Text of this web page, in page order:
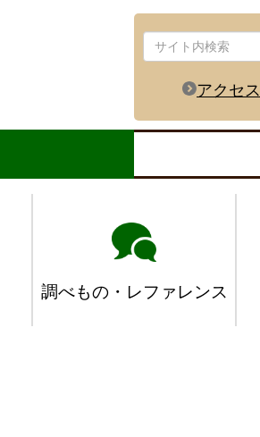
アクセス
調べもの・レファレンス